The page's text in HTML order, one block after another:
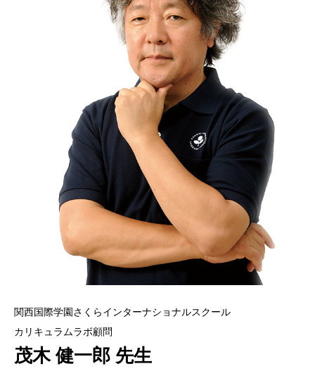
関西国際学園さくらインターナショナルスクール
カリキュラムラボ顧問
茂木 健一郎 先生